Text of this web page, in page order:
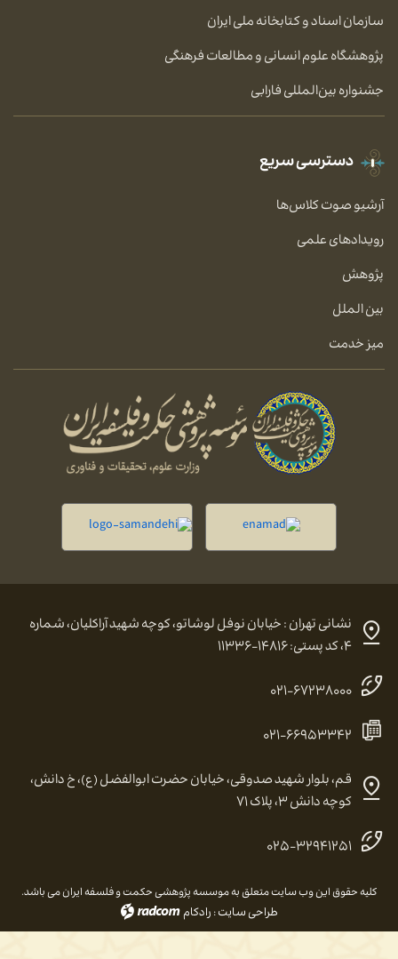
سازمان اسناد و کتابخانه ملی ایران
پژوهشگاه علوم انسانی و مطالعات فرهنگی
جشنواره بین‌المللی فارابی
دسترسی سریع
آرشیو صوت کلاس‌ها
رویدادهای علمی
پژوهش
بین الملل
میز خدمت
نشانی تهران : خیابان نوفل لوشاتو، کوچه شهید آراکلیان، شماره
۴، کد پستی: ۱۴۸۱۶-۱۱۳۳۶
۰۲۱-۶۷۲۳۸۰۰۰
۰۲۱-۶۶۹۵۳۳۴۲
قم، بلوار شهید صدوقی، خیابان حضرت ابوالفضل (ع)، خ دانش،
کوچه دانش ۳، پلاک ۷۱
۰۲۵-۳۲۹۴۱۲۵۱
کلیه حقوق این وب سایت متعلق به موسسه پژوهشی حکمت و فلسفه ایران می باشد.
طراحی سایت: رادکام radcom